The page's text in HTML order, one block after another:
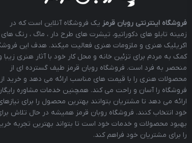
فروشگاه اینترنتی روبان قرمز یک فروشگاه آنلاین است که در
زمینه تابلو های دکوراتیو، تیشرت های طرح دار ، ماگ ، رنگ های
اکریلیک هنری و ملزومات هنری فعالیت میکند. هدف این
کمک به مردم برای تزئین خانه و محل کار خود با آثار هنری زیبا
منحصر به فرد است. فروشگاه روبان قرمز طیف گسترده ای از
محصولات هنری را با قیمت های مناسب ارائه می دهد و خرید از
فروشگاه را آسان و راحت می کند. همچنین خدمات مشاوره
ارائه می دهد تا مشتریان بتوانند بهترین محصول را برای
خود انتخاب کنند. فروشگاه روبان قرمز همیشه در حال تلاش
بهبود محصولات و خدمات خود است تا بتواند بهترین تجربه
را برای مشتریان خود فراهم کند.